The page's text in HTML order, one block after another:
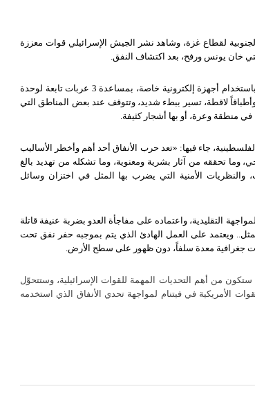
لقطاع غزة، وشاهد نشر الجيش الإسرائيلي قوات معززة
خان يونس ورفح، بعد اكتشاف النفق.
أجهزة إلكترونية خاصة، بمساعدة
عربات تابعة لوحدة
لاقطة، تسير ببطء شديد، وتتوقف عند بعض المناطق التي
منطقة وعرة، أو بها أشجار كثيفة
جاء فيها: «تعد حرب الأنفاق أحد أهم وأخطر الأساليب
وما تحققه من آثار بشرية ومعنوية، وما تشكله من تهديد بالغ
والنظريات الأمنية التي يضرب بها المثل في اختزان وسائل
التقليدية، واعتماده على مفاجأة العدو بضربة عنيفة قاتلة
.. ويعتمد على العمل الهادئ الذي يتم بموجبه حفر نفق تحت
جغرافية معدة سلفاً، دون ظهور على سطح الأرض.
من أهم التحديات المهمة للقوات الإسرائيلية، وستتحوّل
الأمريكية في فيتنام لمواجهة تحدي الأنفاق الذي استخدمه